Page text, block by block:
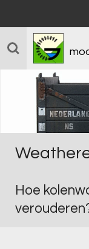
direct
naar
hoofdinhoud
Hoe